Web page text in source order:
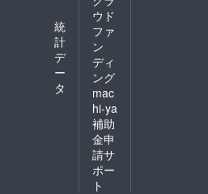
統
計
デ
ー
タ
ウド
ファ
ン
ディ
ング
mac
hi-ya
補助
金申
請サ
ポー
ト